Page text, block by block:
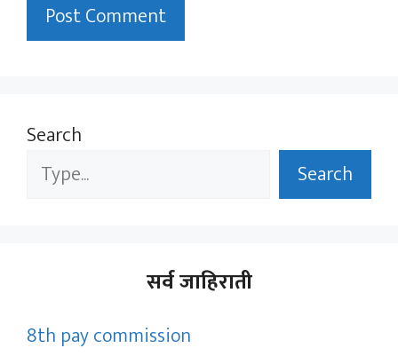
Search
Search
सर्व जाहिराती
8th pay commission